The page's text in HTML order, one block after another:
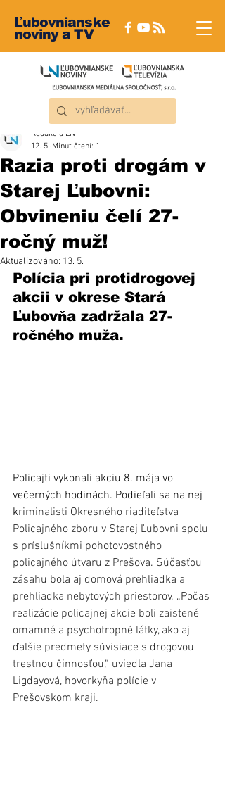
Ľubovnianske
noviny a TV
Razia proti drogám v
Starej Ľubovni:
Obvineniu čelí 27-
ročný muž!
Redakcia ĽN
12. 5. Minut čtení: 1
Aktualizováno: 13. 5.
Polícia pri protidrogovej
akcii v okrese Stará
Ľubovňa zadržala 27-
ročného muža.
Policajti vykonali akciu 8. mája vo
večerných hodinách. Podieľali sa na nej
kriminalisti Okresného riaditeľstva
Policajného zboru v Starej Ľubovni spolu
s príslušníkmi pohotovostného
policajného útvaru z Prešova. Súčasťou
zásahu bola aj domová prehliadka a
prehliadka nebytových priestorov. „Počas
realizácie policajnej akcie boli zaistené
omamné a psychotropné látky, ako aj
ďalšie predmety súvisiace s drogovou
trestnou činnosťou,“ uviedla Jana
Ligdayová, hovorkyňa polície v
Prešovskom kraji.